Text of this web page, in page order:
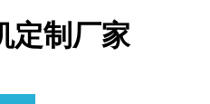
定制厂家